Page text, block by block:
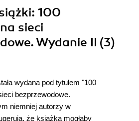
: 100
sieci
Wydanie II (3)
wydana pod tytułem "100
bezprzewodowe.
niemniej autorzy w
że książka mogłaby